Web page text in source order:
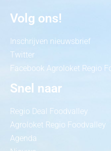
Volg ons!
Inschrijven nieuwsbrief
Twitter
Facebook Agroloket Regio
Snel naar
Regio Deal Foodvalley
Agroloket Regio Foodvalley
Agenda